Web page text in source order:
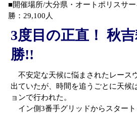
■開催場所/大分県・ オートポリスサ
勝：29,100人
3度目の正直！ 秋
勝!!
不安定な天候に悩まされたレース
出ていたが、時間を追うごとに天候
ョンで行われた。
イン側3番手グリッドからスター